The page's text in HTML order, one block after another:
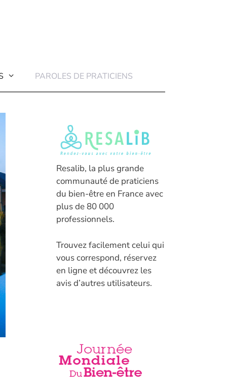
PAROLES DE PRATICIENS
Resalib, la plus grande
communauté de praticiens
du bien-être en France avec
plus de 80 000
professionnels.
Trouvez facilement celui qui
vous correspond, réservez
en ligne et découvrez les
avis d’autres utilisateurs.